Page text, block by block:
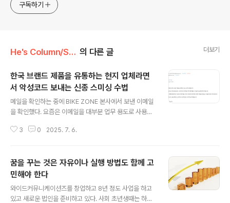
구독하기
He's Column/Startup 의 다른 글 더보기
한국 브랜드 제품을 유통하는 현지 업체라면
서 악성코드 보내는 신종 스미싱 수법
메일을 확인하는 중에 BIKE ZONE 본사에서 보낸 이메일
을 확인했다. 요즘은 이메일을 대부분 업무 용도로 사용하
을 필리핀과 말레이시아에 유통하는 현지 업체라고 했다.
되어 있었다. 의심이 들었다. 원래대로라면 다운로드 받아
서 압축을 해제했겠지만 혹시 몰라 압축 파일을 눌러 보았
다. 파일을 눌러 보면 다음 메일 내에서 일부를 확인할 수
있기 때문이다. 그랬더니 다음 메일에서 악성코드가 발견
3 0 2025. 7. 6.
꿈을 꾸는 것은 자유이나 실행 방법도 함께 고
민해야 한다
와이드커뮤니케이션즈를 창업하고 8년 정도 사업을 하고
있고 새로운 법인을 준비하고 있다. 사회 초년생때는 하고